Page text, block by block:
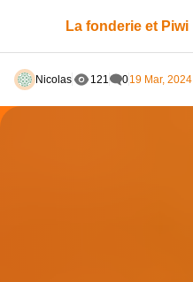
La fonderie et Piwi
Nicolas 121 019 Mar, 2024